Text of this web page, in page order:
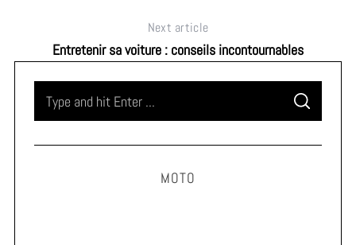
Next article
Entretenir sa voiture : conseils incontournables
S
A
C
MOTO